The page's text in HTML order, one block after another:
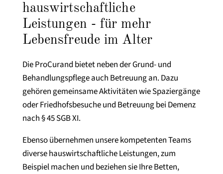
hauswirtschaftliche
Leistungen - für mehr
Lebensfreude im Alter
Die ProCurand bietet neben der Grund- und
Behandlungspflege auch Betreuung an. Dazu
gehören gemeinsame Aktivitäten wie Spaziergänge
oder Friedhofsbesuche und Betreuung bei Demenz
nach § 45 SGB XI.
Ebenso übernehmen unsere kompetenten Teams
diverse hauswirtschaftliche Leistungen, zum
Beispiel machen und beziehen sie Ihre Betten,